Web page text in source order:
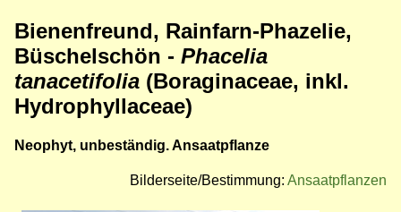
Bienenfreund, Rainfarn-Phazelie,
Büschelschön - Phacelia
tanacetifolia (Boraginaceae, inkl.
Hydrophyllaceae)
Neophyt, unbeständig. Ansaatpflanze
Bilderseite/Bestimmung: Ansaatpflanzen